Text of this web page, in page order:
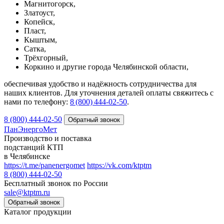
Магнитогорск,
Златоуст,
Копейск,
Пласт,
Кыштым,
Сатка,
Трёхгорный,
Коркино и другие города Челябинской области,
обеспечивая удобство и надёжность сотрудничества для
наших клиентов. Для уточнения деталей оплаты свяжитесь с
нами по телефону: 8 (800) 444‑02‑50.
8 (800) 444-02-50
ПанЭнергоМет
Производство и поставка
подстанций КТП
в Челябинске
https://t.me/panenergomet https://vk.com/ktptm
8 (800) 444-02-50
Бесплатный звонок по России
sale@ktptm.ru
Каталог продукции